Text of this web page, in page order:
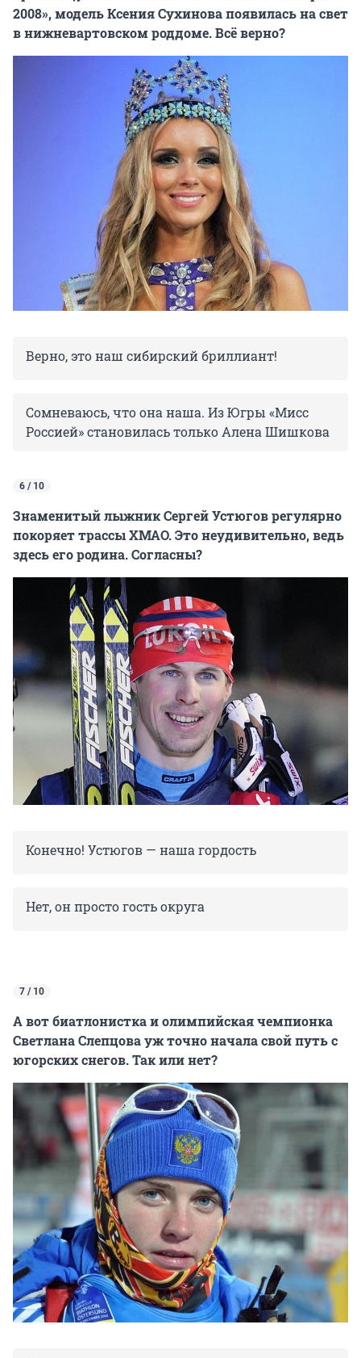
2008», модель Ксения Сухинова появилась на свет
в нижневартовском роддоме. Всё верно?
Верно, это наш сибирский бриллиант!
Сомневаюсь, что она наша. Из Югры «Мисс
Россией» становилась только Алена Шишкова
6 / 10
Знаменитый лыжник Сергей Устюгов регулярно
покоряет трассы ХМАО. Это неудивительно, ведь
здесь его родина. Согласны?
Конечно! Устюгов — наша гордость
Нет, он просто гость округа
7 / 10
А вот биатлонистка и олимпийская чемпионка
Светлана Слепцова уж точно начала свой путь с
югорских снегов. Так или нет?